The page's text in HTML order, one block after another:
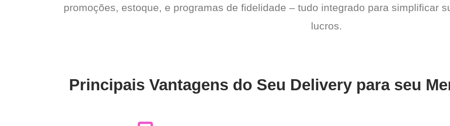
promoções, estoque, e programas de fidelidade – tudo integrado para simplificar
lucros.
Principais Vantagens do Seu Delivery para seu